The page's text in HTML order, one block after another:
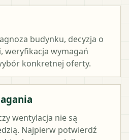
budynku, decyzja o
weryfikacja wymagań
konkretnej oferty.
wentylacja nie są
Najpierw potwierdź